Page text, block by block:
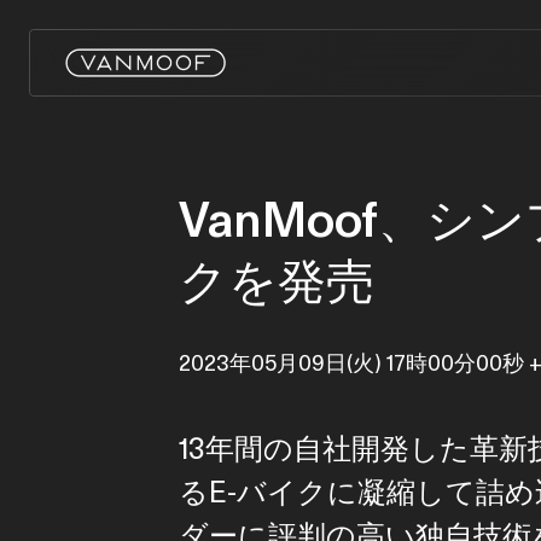
2023年05月09日(火) 17時00分00秒
VanMoof、シ
クを発売
13年間の自社開発した革
るE-バイクに凝縮して詰